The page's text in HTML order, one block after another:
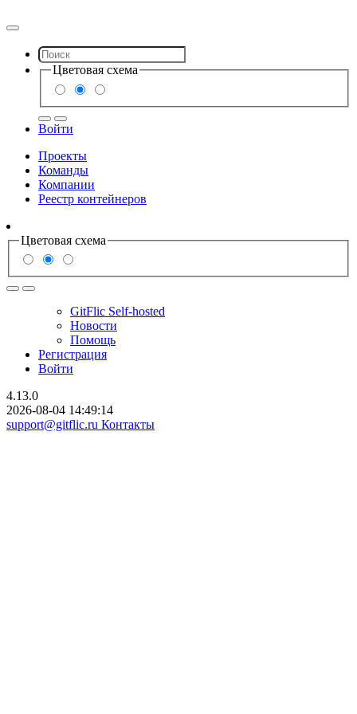
Цветовая схема
Войти
Проекты
Команды
Компании
Реестр контейнеров
Цветовая схема
GitFlic Self-hosted
Новости
Помощь
Регистрация
Войти
4.13.0
2026-08-04 14:49:14
support@gitflic.ru Контакты